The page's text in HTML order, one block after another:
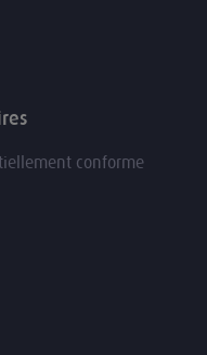
conforme